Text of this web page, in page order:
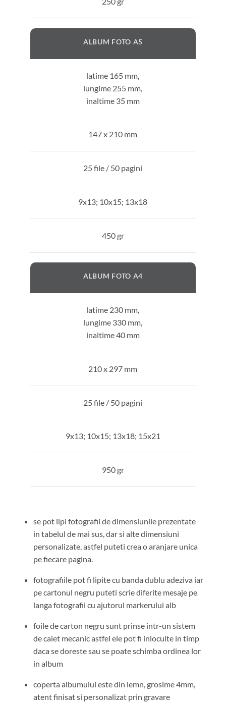
ALBUM FOTO A5
latime 165 mm,
lungime 255 mm,
inaltime 35 mm
147 x 210 mm
25 file / 50 pagini
9x13; 10x15; 13x18
450 gr
ALBUM FOTO A4
latime 230 mm,
lungime 330 mm,
inaltime 40 mm
210 x 297 mm
25 file / 50 pagini
9x13; 10x15; 13x18; 15x21
950 gr
se pot lipi fotografii de dimensiunile prezentate
in tabelul de mai sus, dar si alte dimensiuni
personalizate, astfel puteti crea o aranjare unica
pe fiecare pagina.
fotografiile pot fi lipite cu banda dublu adeziva iar
pe cartonul negru puteti scrie diferite mesaje pe
langa fotografii cu ajutorul markerului alb
foile de carton negru sunt prinse intr-un sistem
de caiet mecanic astfel ele pot fi inlocuite in timp
daca se doreste sau se poate schimba ordinea lor
in album
coperta albumului este din lemn, grosime 4mm,
atent finisat si personalizat prin gravare